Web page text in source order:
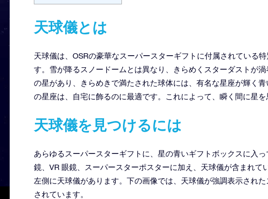
天球儀とは
天球儀は、OSRの豪華なスーパースターギフトに付属されている
す。雪が降るスノードームとは異なり、きらめくスターダストが
の星があり、きらめきで満たされた球体には、有名な星座が輝く
の星座は、自宅に飾るのに最適です。これによって、瞬く間に星を
天球儀を見つけるには
あらゆるスーパースターギフトに、星の青いギフトボックスに入
鏡、VR 眼鏡、スーパースターポスターに加え、天球儀が含まれて
左側に天球儀があります。下の画像では、天球儀が強調表示され
されています。